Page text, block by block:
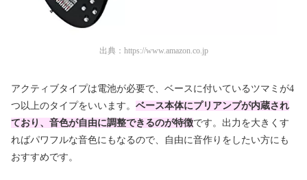
出典： https://www.amazon.co.jp
アクティブタイプは電池が必要で、ベースに付いているツマミが4
つ以上のタイプをいいます。 ベース本体にプリアンプが内蔵され
ており、音色が自由に調整できるのが特徴です。出力を大きくす
ればパワフルな音色にもなるので、自由に音作りをしたい方にも
おすすめです。